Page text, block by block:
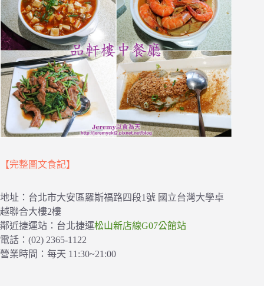
【完整圖文食記】
地址：台北市大安區羅斯福路四段1號 國立台灣大學卓
越聯合大樓2樓
鄰近捷運站：台北捷運松山新店線G07公館站
電話：(02) 2365-1122
營業時間：每天 11:30~21:00